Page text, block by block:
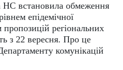
НС встановила обмеження
епідемічної
регіональних
з 22 вересня. Про це
комунікацій